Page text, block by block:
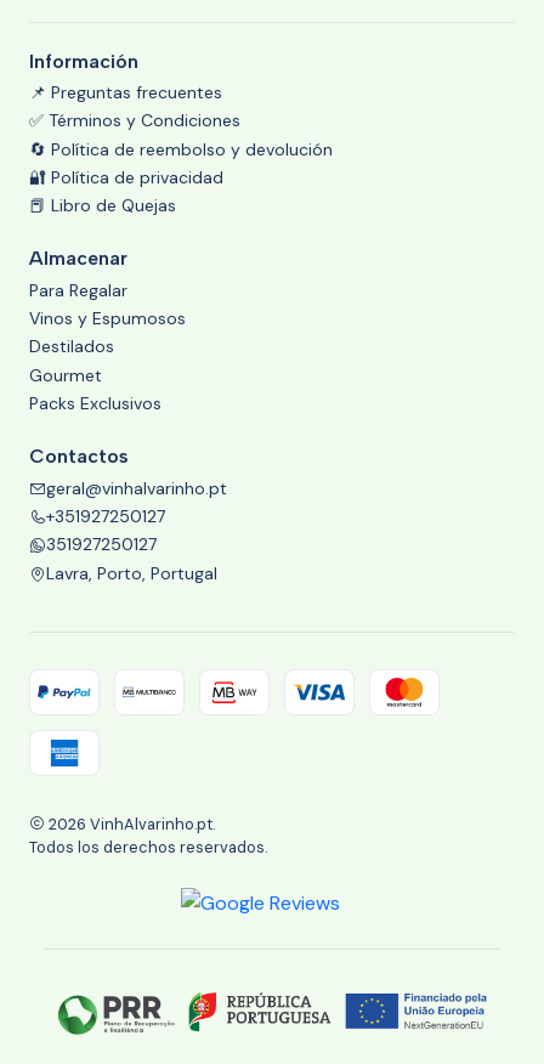
Información
📌 Preguntas frecuentes
✅ Términos y Condiciones
🔄 Política de reembolso y devolución
🔐 Política de privacidad
📕 Libro de Quejas
Almacenar
Para Regalar
Vinos y Espumosos
Destilados
Gourmet
Packs Exclusivos
Contactos
geral@vinhalvarinho.pt
+351927250127
351927250127
Lavra, Porto, Portugal
2026 VinhAlvarinho.pt.
Todos los derechos reservados.